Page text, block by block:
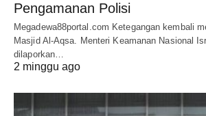
Pengamanan Polisi
Megadewa88portal.com Ketegangan kembali
Masjid Al-Aqsa. Menteri Keamanan Nasional
dilaporkan…
2 minggu ago